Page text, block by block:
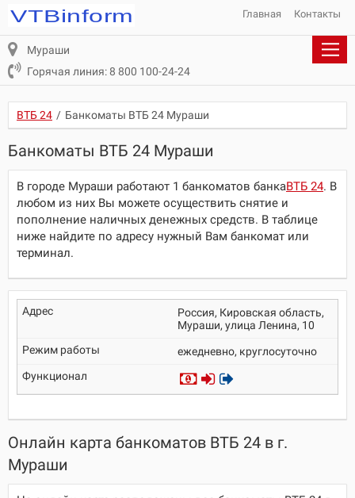
Главная Контакты
Мураши
Горячая линия: 8 800 100-24-24
ВТБ 24 / Банкоматы ВТБ 24 Мураши
Банкоматы ВТБ 24 Мураши
В городе Мураши работают 1 банкоматов банкаВТБ 24. В
любом из них Вы можете осуществить снятие и
пополнение наличных денежных средств. В таблице
ниже найдите по адресу нужный Вам банкомат или
терминал.
Россия, Кировская область,
Мураши, улица Ленина, 10
ежедневно, круглосуточно
Онлайн карта банкоматов ВТБ 24 в г.
Мураши